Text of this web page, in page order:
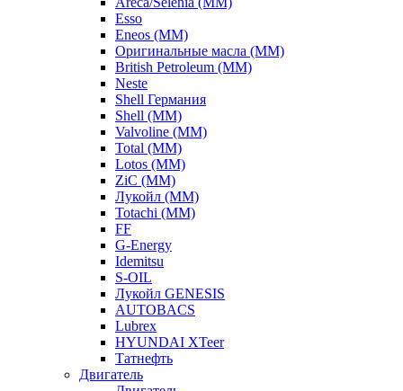
Esso
Eneos (ММ)
Оригинальные масла (ММ)
British Petroleum (ММ)
Neste
Shell Германия
Shell (ММ)
Valvoline (ММ)
Total (ММ)
Lotos (ММ)
ZiC (ММ)
Лукойл (ММ)
Totachi (MM)
FF
G-Energy
Idemitsu
S-OIL
Лукойл GENESIS
AUTOBACS
Lubrex
HYUNDAI XTeer
Татнефть
Двигатель